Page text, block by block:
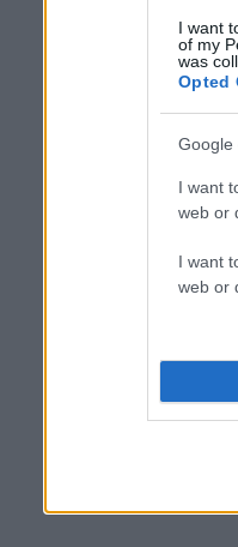
I want
of my
was
Opted
Google
I want
web or
I want
web or